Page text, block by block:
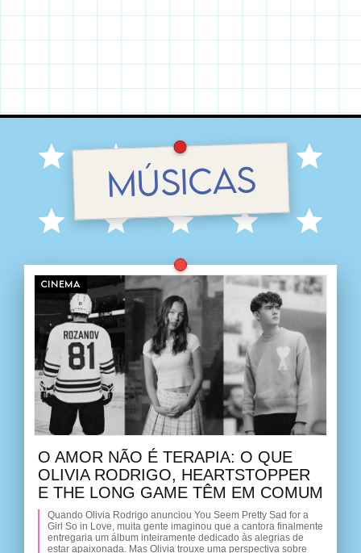
MÚSICAS
CINEMA
O AMOR NÃO É TERAPIA: O QUE
OLIVIA RODRIGO, HEARTSTOPPER
E THE LONG GAME TÊM EM COMUM
Quando Olivia Rodrigo anunciou You Seem Pretty Sad for a
Girl So in Love, muita gente imaginou que a cantora finalmente
entregaria um álbum inteiramente dedicado às alegrias de
estar apaixonada. Mas Olivia trouxe uma perspectiva sobre